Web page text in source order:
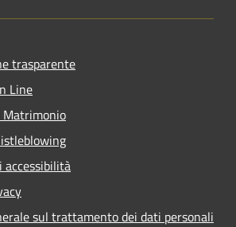
trasparente
Line
Matrimonio
accessibilità
sul trattamento dei dati personali